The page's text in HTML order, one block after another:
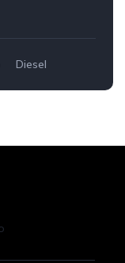
Diesel